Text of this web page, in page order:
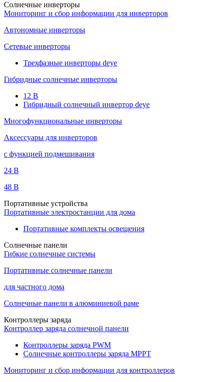
Солнечные инверторы
Мониторинг и сбор информации для инверторов
Автономные инверторы
Сетевые инверторы
Трехфазные инверторы deye
Гибридные солнечные инверторы
12 B
Гибридный солнечный инвертор deye
Многофункциональные инверторы
Аксессуары для инверторов
с функцией подмешивания
24 B
48 B
Портативные устройства
Портативные электростанции для дома
Портативные комплекты освещения
Солнечные панели
Гибкие солнечные системы
Портативные солнечные панели
для частного дома
Солнечные панели в алюминиевой раме
Контроллеры заряда
Контроллер заряда солнечной панели
Контроллеры заряда PWM
Солнечные контроллеры заряда MPPT
Мониторинг и сбор информации для контроллеров